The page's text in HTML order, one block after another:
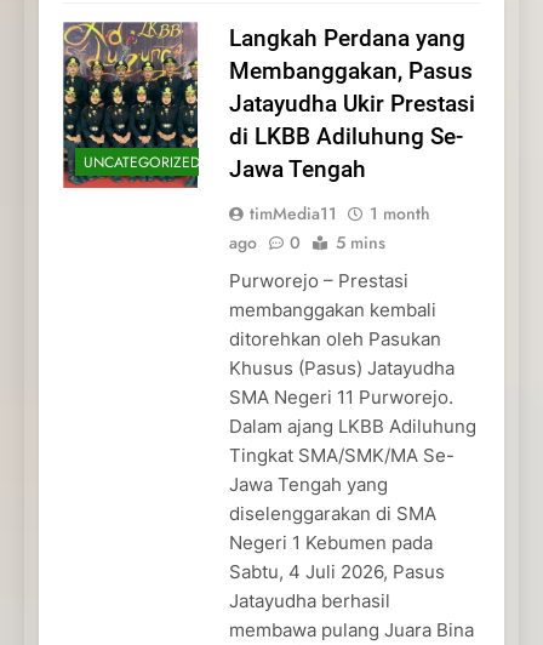
UNCATEGORIZED
Langkah Perdana yang
Membanggakan, Pasus
Jatayudha Ukir Prestasi
di LKBB Adiluhung Se-
Jawa Tengah
timMedia11
1 month
ago
0 5 mins
Purworejo – Prestasi
membanggakan kembali
ditorehkan oleh Pasukan
Khusus (Pasus) Jatayudha
SMA Negeri 11 Purworejo.
Dalam ajang LKBB Adiluhung
Tingkat SMA/SMK/MA Se-
Jawa Tengah yang
diselenggarakan di SMA
Negeri 1 Kebumen pada
Sabtu, 4 Juli 2026, Pasus
Jatayudha berhasil
membawa pulang Juara Bina